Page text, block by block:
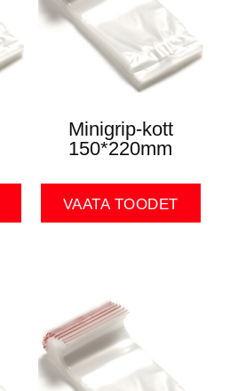
Minigrip-kott
150*220mm
VAATA TOODET